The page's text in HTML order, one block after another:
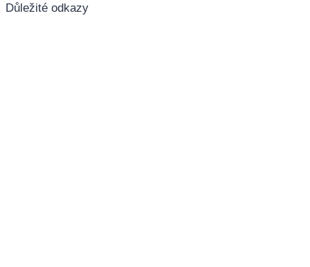
Důležité odkazy